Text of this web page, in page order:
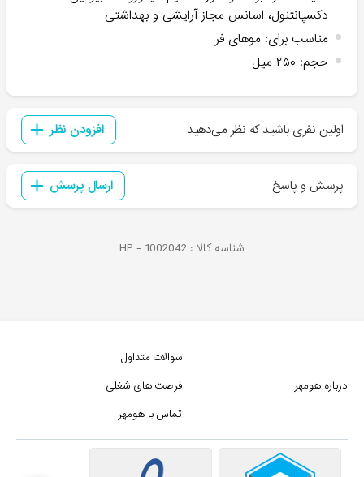
دکسپانتنول، اسانس مجاز آرایشی و بهداشتی
مناسب برای: موهای فر
حجم: ۲۵۰ میل
اولین نفری باشید که نظر می‌دهید افزودن نظر
پرسش و پاسخ ارسال پرسش
شناسه کالا : HP - 1002042
درباره هومهر
سوالات متداول
فرصت های شغلی
تماس با هومهر